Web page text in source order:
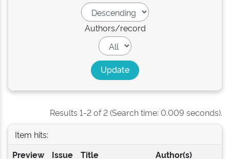
Authors/record
Results 1-2 of 2 (Search time: 0.009 seconds).
Item hits:
Preview
Issue
Title Author(s)